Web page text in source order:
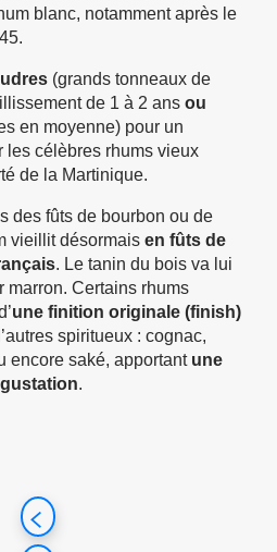
blanc, notamment après le
(grands tonneaux de
de 1 à 2 ans ou
en moyenne) pour un
les célèbres rhums vieux
de la Martinique.
des fûts de bourbon ou de
vieillit désormais en fûts de
. Le tanin du bois va lui
marron. Certains rhums
une finition originale (finish)
spiritueux : cognac,
encore saké, apportant une
.